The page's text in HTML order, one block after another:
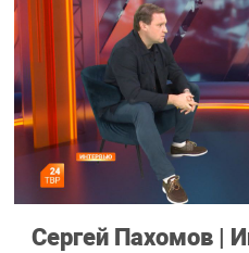
Сергей Пахомов |